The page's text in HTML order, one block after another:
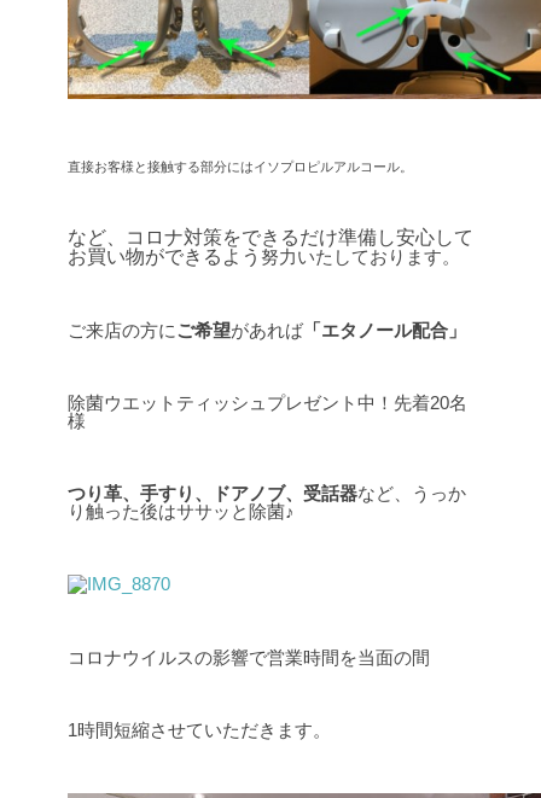
直接お客様と接触する部分にはイソプロピルアルコール。
など、コロナ対策をできるだけ準備し安心して
お買い物ができるよう 努力いたしております。
ご来店の方にご希望があれば「エタノール配合」
除菌ウエットティッシュプレゼント中！先着20名
様
つり革、手すり、ドアノブ、受話器など、うっか
り触った後はササッと除菌♪
コロナウイルスの影響で営業時間を当面の間
1時間短縮させていただきます。